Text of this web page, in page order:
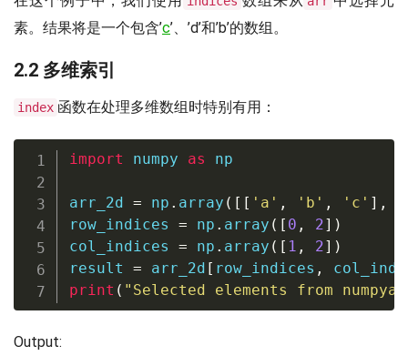
素。结果将是一个包含’c’、’d’和’b’的数组。
2.2 多维索引
index 函数在处理多维数组时特别有用：
import numpy as np
arr_2d = np . array ( [ [ 'a' , 'b' , 'c' ] ,
row_indices = np . array ( [ 0 , 2] )
col_indices = np . array ( [ 1 , 2] )
result = arr_2d [ row_indices ,
print ( "Selected elements from
Output: